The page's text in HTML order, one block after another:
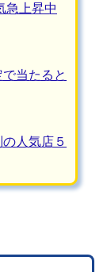
急上昇中
当たると
人気店５